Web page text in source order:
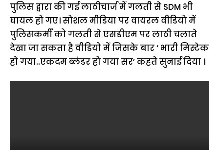
पुलिस द्वारा की गई लाठीचार्ज में गलती से SDM भी
घायल हो गए। सोशल मीडिया पर वायरल वीडियो में
पुलिसकर्मी को गलती से एसडीएम पर लाठी चलाते
देखा जा सकता है वीडियो में जिसके बार ‘ भारी मिस्टेक
हो गया..एकदम ब्लंडर हो गया सर’ कहते सुनाई दिया ।